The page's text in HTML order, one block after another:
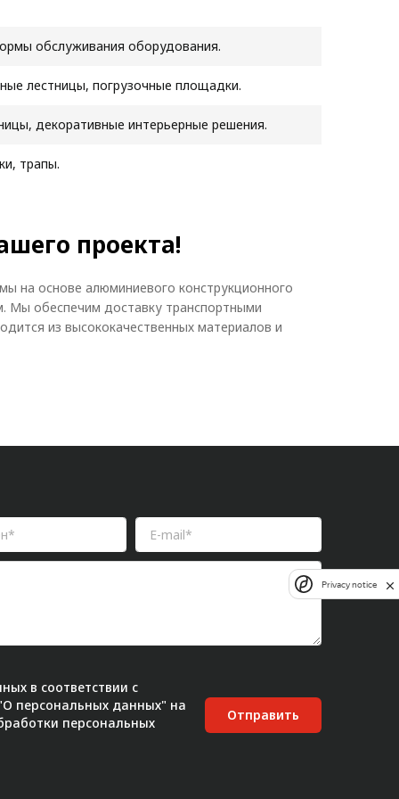
обслуживания оборудования.
лестницы, погрузочные площадки.
декоративные интерьерные решения.
трапы.
проекта!
на основе алюминиевого конструкционного
Мы обеспечим доставку транспортными
из высококачественных материалов и
в соответствии с
персональных данных" на
персональных
Отправить
Privacy notice